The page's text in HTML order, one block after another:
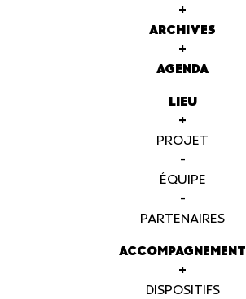
+
ARCHIVES
+
AGENDA
LIEU
+
PROJET
-
ÉQUIPE
-
PARTENAIRES
ACCOMPAGNEMENT
+
DISPOSITIFS